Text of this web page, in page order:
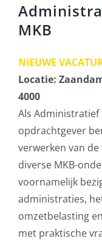
MKB
NIEUWE
Locatie:
4000
Als Administratief
opdrachtgever
verwerken van
diverse MKB-
voornamelijk
administraties,
omzetbelasting
met praktische